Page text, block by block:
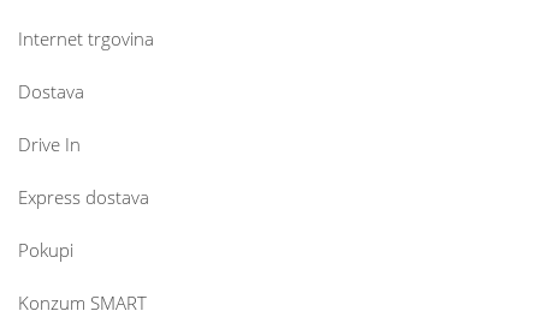
Internet trgovina
Dostava
Drive In
Express dostava
Pokupi
Konzum SMART